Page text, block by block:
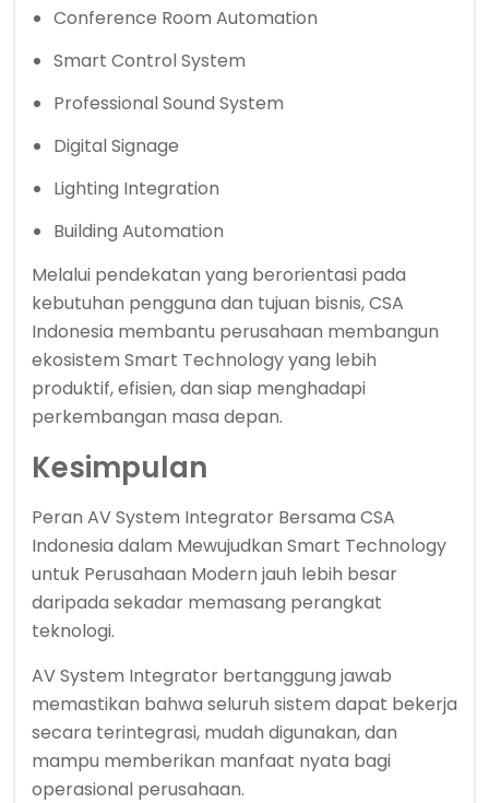
Conference Room Automation
Smart Control System
Professional Sound System
Digital Signage
Lighting Integration
Building Automation
Melalui pendekatan yang berorientasi pada
kebutuhan pengguna dan tujuan bisnis, CSA
Indonesia membantu perusahaan membangun
ekosistem Smart Technology yang lebih
produktif, efisien, dan siap menghadapi
perkembangan masa depan.
Kesimpulan
Peran AV System Integrator Bersama CSA
Indonesia dalam Mewujudkan Smart Technology
untuk Perusahaan Modern jauh lebih besar
daripada sekadar memasang perangkat
teknologi.
AV System Integrator bertanggung jawab
memastikan bahwa seluruh sistem dapat bekerja
secara terintegrasi, mudah digunakan, dan
mampu memberikan manfaat nyata bagi
operasional perusahaan.